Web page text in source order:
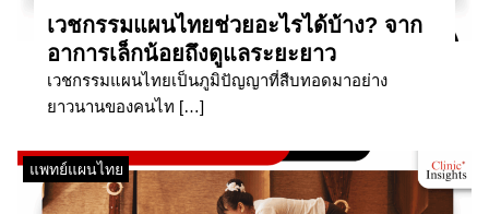
เวชกรรมแผนไทยช่วยอะไรได้บ้าง? จาก
อาการเล็กน้อยถึงดูแลระยะยาว
เวชกรรมแผนไทยเป็นภูมิปัญญาที่สืบทอดมาอย่าง
ยาวนานของคนไท […]
แพทย์แผนไทย